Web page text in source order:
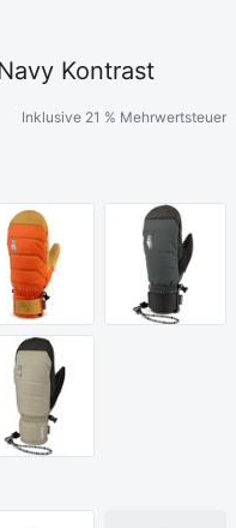
Kontrast
Inklusive 21 % Mehrwertsteuer